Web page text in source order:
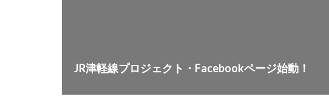
JR津軽線プロジェクト・Facebookページ始動！